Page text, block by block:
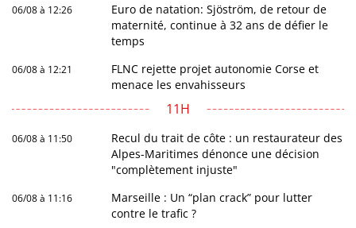
06/08 à 12:26
Euro de natation: Sjöström, de retour de
maternité, continue à 32 ans de défier le
temps
06/08 à 12:21
FLNC rejette projet autonomie Corse et
menace les envahisseurs
11H
06/08 à 11:50
Recul du trait de côte : un restaurateur des
Alpes-Maritimes dénonce une décision
"complètement injuste"
06/08 à 11:16
Marseille : Un “plan crack” pour lutter
contre le trafic ?